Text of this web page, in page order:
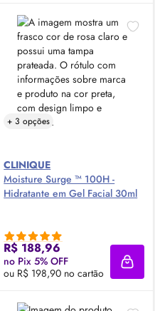
à sacola
+ 3 opções
CLINIQUE
Moisture Surge ™ 100H -
Hidratante em Gel Facial 30ml
R$ 188,96
no Pix 5% OFF
ou R$ 198,90 no cartão